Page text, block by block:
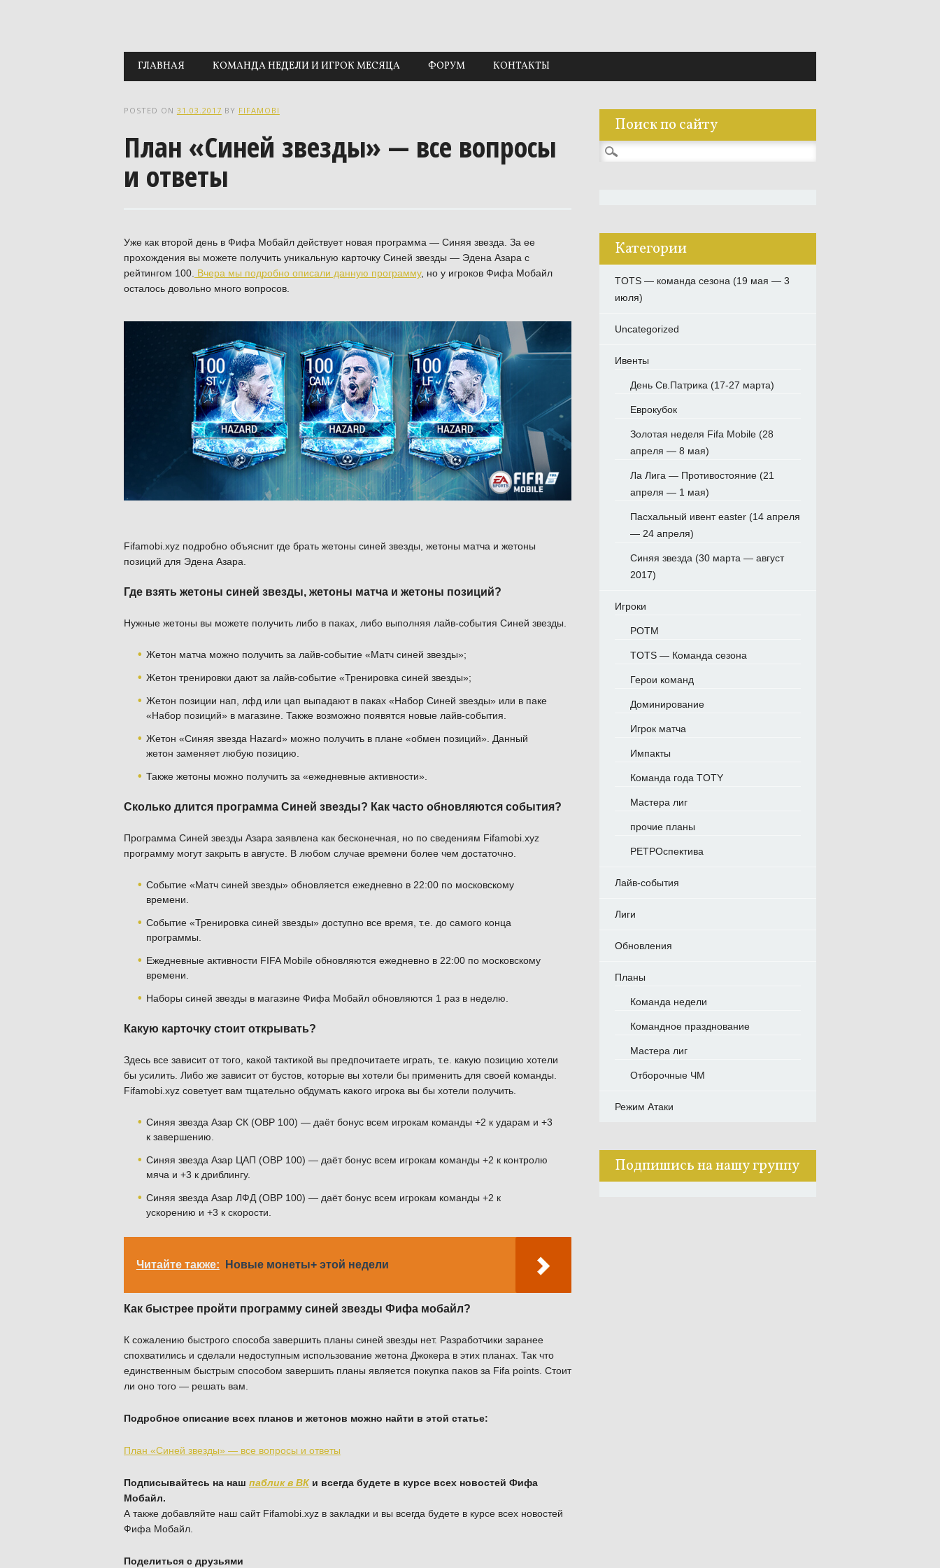
Main menu
Skip to content
ГЛАВНАЯ КОМАНДА НЕДЕЛИ И ИГРОК МЕСЯЦА ФОРУМ КОНТАКТЫ
POSTED ON 31.03.2017 BY FIFAMOBI
План «Синей звезды» — все вопросы
и ответы
Уже как второй день в Фифа Мобайл действует новая программа — Синяя звезда. За ее
прохождения вы можете получить уникальную карточку Синей звезды — Эдена Азара с
рейтингом 100. Вчера мы подробно описали данную программу, но у игроков Фифа Мобайл
осталось довольно много вопросов.
Fifamobi.xyz подробно объяснит где брать жетоны синей звезды, жетоны матча и жетоны
позиций для Эдена Азара.
Где взять жетоны синей звезды, жетоны матча и жетоны позиций?
Нужные жетоны вы можете получить либо в паках, либо выполняя лайв-события Синей звезды.
Жетон матча можно получить за лайв-событие «Матч синей звезды»;
Жетон тренировки дают за лайв-событие «Тренировка синей звезды»;
Жетон позиции нап, лфд или цап выпадают в паках «Набор Синей звезды» или в паке
«Набор позиций» в магазине. Также возможно появятся новые лайв-события.
Жетон «Синяя звезда Hazard» можно получить в плане «обмен позиций». Данный
жетон заменяет любую позицию.
Также жетоны можно получить за «ежедневные активности».
Сколько длится программа Синей звезды? Как часто обновляются события?
Программа Синей звезды Азара заявлена как бесконечная, но по сведениям Fifamobi.xyz
программу могут закрыть в августе. В любом случае времени более чем достаточно.
Событие «Матч синей звезды» обновляется ежедневно в 22:00 по московскому
времени.
Событие «Тренировка синей звезды» доступно все время, т.е. до самого конца
программы.
Ежедневные активности FIFA Mobile обновляются ежедневно в 22:00 по московскому
времени.
Наборы синей звезды в магазине Фифа Мобайл обновляются 1 раз в неделю.
Какую карточку стоит открывать?
Здесь все зависит от того, какой тактикой вы предпочитаете играть, т.е. какую позицию хотели
бы усилить. Либо же зависит от бустов, которые вы хотели бы применить для своей команды.
Fifamobi.xyz советует вам тщательно обдумать какого игрока вы бы хотели получить.
Синяя звезда Азар СК (ОВР 100) — даёт бонус всем игрокам команды +2 к ударам и +3
к завершению.
Синяя звезда Азар ЦАП (ОВР 100) — даёт бонус всем игрокам команды +2 к контролю
мяча и +3 к дриблингу.
Синяя звезда Азар ЛФД (ОВР 100) — даёт бонус всем игрокам команды +2 к
ускорению и +3 к скорости.
Читайте также: Новые монеты+ этой недели
Как быстрее пройти программу синей звезды Фифа мобайл?
К сожалению быстрого способа завершить планы синей звезды нет. Разработчики заранее
спохватились и сделали недоступным использование жетона Джокера в этих планах. Так что
единственным быстрым способом завершить планы является покупка паков за Fifa points. Стоит
ли оно того — решать вам.
Подробное описание всех планов и жетонов можно найти в этой статье:
План «Синей звезды» — все вопросы и ответы
Подписывайтесь на наш паблик в ВК и всегда будете в курсе всех новостей Фифа
Мобайл.
А также добавляйте наш сайт Fifamobi.xyz в закладки и вы всегда будете в курсе всех новостей
Фифа Мобайл.
Поделиться с друзьями
Поиск по сайту
Найти:
Категории
TOTS — команда сезона (19 мая — 3
июля)
Uncategorized
Ивенты
День Св.Патрика (17-27 марта)
Еврокубок
Золотая неделя Fifa Mobile (28
апреля — 8 мая)
Ла Лига — Противостояние (21
апреля — 1 мая)
Пасхальный ивент easter (14 апреля
— 24 апреля)
Синяя звезда (30 марта — август
2017)
Игроки
POTM
TOTS — Команда сезона
Герои команд
Доминирование
Игрок матча
Импакты
Команда года TOTY
Мастера лиг
прочие планы
РЕТРОспектива
Лайв-события
Лиги
Обновления
Планы
Команда недели
Командное празднование
Мастера лиг
Отборочные ЧМ
Режим Атаки
Подпишись на нашу группу